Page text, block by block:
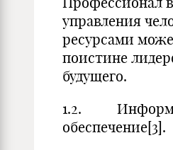
управления
ресурсами
поистине
будущего.
1.2.
обеспечение[3].